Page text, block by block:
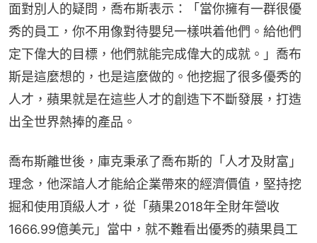
面對別人的疑問，喬布斯表示：「當你擁有一群很優
秀的員工，你不用像對待嬰兒一樣哄着他們。給他們
定下偉大的目標，他們就能完成偉大的成就。」喬布
斯是這麼想的，也是這麼做的。他挖掘了很多優秀的
人才，蘋果就是在這些人才的創造下不斷發展，打造
出全世界熱捧的產品。
喬布斯離世後，庫克秉承了喬布斯的「人才及財富」
理念，他深諳人才能給企業帶來的經濟價值，堅持挖
掘和使用頂級人才，從「蘋果2018年全財年營收
1666.99億美元」當中，就不難看出優秀的蘋果員工